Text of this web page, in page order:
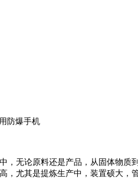
防爆手机
，无论原料还是产品，从固体物质
，尤其是提炼生产中，装置硕大，